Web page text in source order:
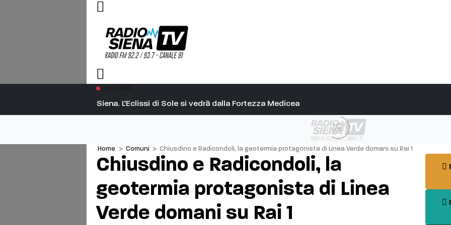
Siena. L’Eclissi di Sole si vedrà dalla Fortezza Medicea
Ad
Home > Comuni > Chiusdino e Radicondoli, la geotermia protagonista di Linea Verde domani su Rai 1
Chiusdino e Radicondoli, la
geotermia protagonista di Linea
Verde domani su Rai 1